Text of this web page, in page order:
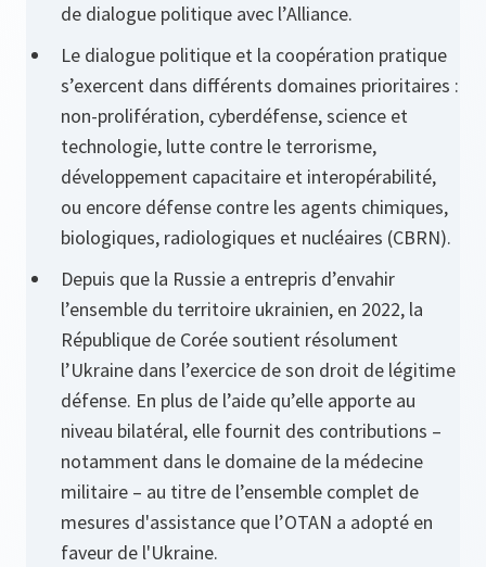
de dialogue politique avec l’Alliance.
Le dialogue politique et la coopération pratique
s’exercent dans différents domaines prioritaires :
non-prolifération, cyberdéfense, science et
technologie, lutte contre le terrorisme,
développement capacitaire et interopérabilité,
ou encore défense contre les agents chimiques,
biologiques, radiologiques et nucléaires (CBRN).
Depuis que la Russie a entrepris d’envahir
l’ensemble du territoire ukrainien, en 2022, la
République de Corée soutient résolument
l’Ukraine dans l’exercice de son droit de légitime
défense. En plus de l’aide qu’elle apporte au
niveau bilatéral, elle fournit des contributions –
notamment dans le domaine de la médecine
militaire – au titre de l’ensemble complet de
mesures d'assistance que l’OTAN a adopté en
faveur de l'Ukraine.